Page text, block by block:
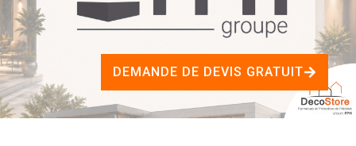
DEMANDE DE DEVIS GRATUIT